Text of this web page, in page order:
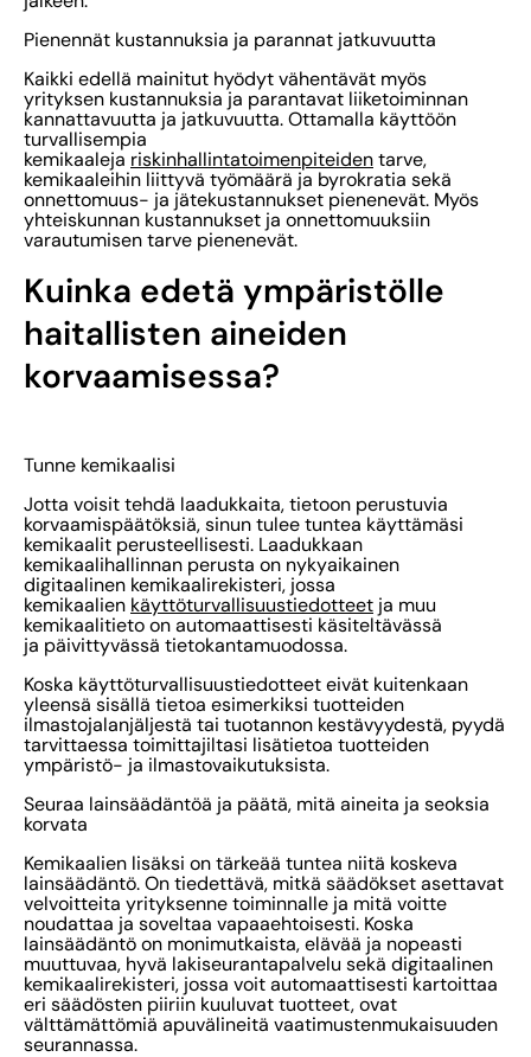
Pienennät kustannuksia ja parannat jatkuvuutta
Kaikki edellä mainitut hyödyt vähentävät myös
yrityksen kustannuksia ja parantavat liiketoiminnan
kannattavuutta ja jatkuvuutta. Ottamalla käyttöön
turvallisempia
kemikaaleja riskinhallintatoimenpiteiden tarve,
kemikaaleihin liittyvä työmäärä ja byrokratia sekä
onnettomuus- ja jätekustannukset pienenevät. Myös
yhteiskunnan kustannukset ja onnettomuuksiin
varautumisen tarve pienenevät.
Kuinka edetä ympäristölle
haitallisten aineiden
korvaamisessa?
Tunne kemikaalisi
Jotta voisit tehdä laadukkaita, tietoon perustuvia
korvaamispäätöksiä, sinun tulee tuntea käyttämäsi
kemikaalit perusteellisesti. Laadukkaan
kemikaalihallinnan perusta on nykyaikainen
digitaalinen kemikaalirekisteri, jossa
kemikaalien käyttöturvallisuustiedotteet ja muu
kemikaalitieto on automaattisesti käsiteltävässä
ja päivittyvässä tietokantamuodossa.
Koska käyttöturvallisuustiedotteet eivät kuitenkaan
yleensä sisällä tietoa esimerkiksi tuotteiden
ilmastojalanjäljestä tai tuotannon kestävyydestä, pyydä
tarvittaessa toimittajiltasi lisätietoa tuotteiden
ympäristö- ja ilmastovaikutuksista.
Seuraa lainsäädäntöä ja päätä, mitä aineita ja seoksia
korvata
Kemikaalien lisäksi on tärkeää tuntea niitä koskeva
lainsäädäntö. On tiedettävä, mitkä säädökset asettavat
velvoitteita yrityksenne toiminnalle ja mitä voitte
noudattaa ja soveltaa vapaaehtoisesti. Koska
lainsäädäntö on monimutkaista, elävää ja nopeasti
muuttuvaa, hyvä lakiseurantapalvelu sekä digitaalinen
kemikaalirekisteri, jossa voit automaattisesti kartoittaa
eri säädösten piiriin kuuluvat tuotteet, ovat
välttämättömiä apuvälineitä vaatimustenmukaisuuden
seurannassa.